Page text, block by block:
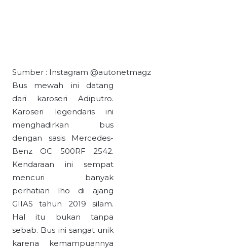
Sumber : Instagram @autonetmagz
Bus mewah ini datang
dari karoseri Adiputro.
Karoseri legendaris ini
menghadirkan bus
dengan sasis Mercedes-
Benz OC 500RF 2542.
Kendaraan ini sempat
mencuri banyak
perhatian lho di ajang
GIIAS tahun 2019 silam.
Hal itu bukan tanpa
sebab. Bus ini sangat unik
karena kemampuannya